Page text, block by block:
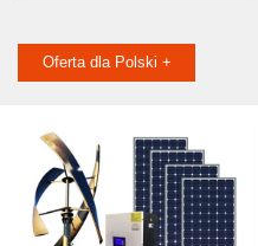
Oferta dla Polski +